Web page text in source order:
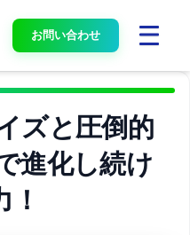
お問い合わせ
ズと圧倒的
進化し続け